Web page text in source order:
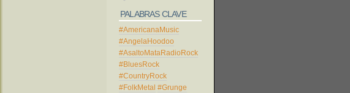
PALABRAS CLAVE
#AmericanaMusic
#AngelaHoodoo
#AsaltoMataRadioRock
#BluesRock
#CountryRock
#FolkMetal #Grunge